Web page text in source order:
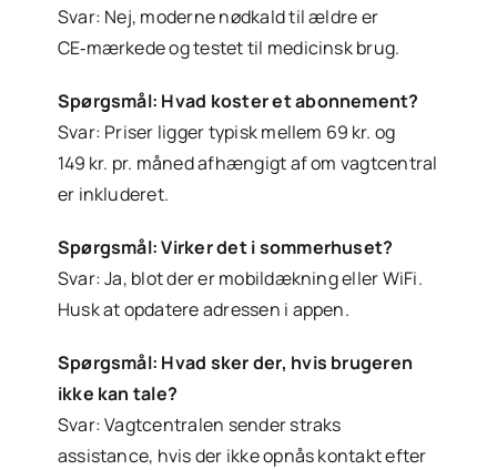
Svar: Nej, moderne nødkald til ældre er
CE‑mærkede og testet til medicinsk brug.
Spørgsmål: Hvad koster et abonnement?
Svar: Priser ligger typisk mellem 69 kr. og
149 kr. pr. måned afhængigt af om vagtcentral
er inkluderet.
Spørgsmål: Virker det i sommerhuset?
Svar: Ja, blot der er mobil­dækning eller WiFi.
Husk at opdatere adressen i appen.
Spørgsmål: Hvad sker der, hvis brugeren
ikke kan tale?
Svar: Vagtcentralen sender straks
assistance, hvis der ikke opnås kontakt efter